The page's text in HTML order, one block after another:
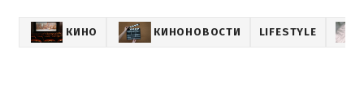
КИНО КИНОНОВОСТИ LIFESTYLE